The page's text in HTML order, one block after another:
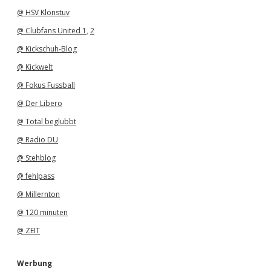
@ HSV Klönstuv
@ Clubfans United 1 , 2
@ Kickschuh-Blog
@ Kickwelt
@ Fokus Fussball
@ Der Libero
@ Total beglubbt
@ Radio DU
@ Stehblog
@ fehlpass
@ Millernton
@ 120 minuten
@ ZEIT
Werbung